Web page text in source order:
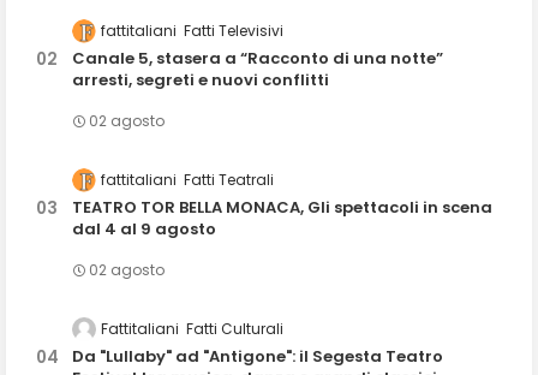
fattitaliani Fatti Televisivi
Canale 5, stasera a “Racconto di una notte”
arresti, segreti e nuovi conflitti
02 agosto
fattitaliani Fatti Teatrali
TEATRO TOR BELLA MONACA, Gli spettacoli in scena
dal 4 al 9 agosto
02 agosto
Fattitaliani Fatti Culturali
Da "Lullaby" ad "Antigone": il Segesta Teatro